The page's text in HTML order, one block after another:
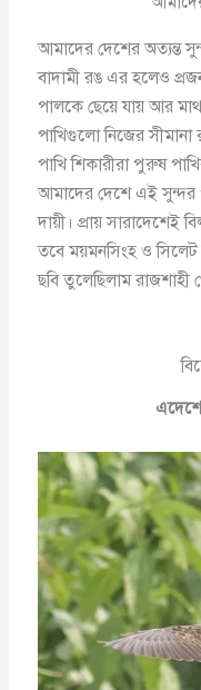
আমাদের দেশের অত্যন্ত
বাদামী রঙ এর হলেও
পালকে ছেয়ে যায় আর
পাখিগুলো নিজের
পাখি শিকারীরা পুরুষ
আমাদের দেশে এই সুন্দর
দায়ী। প্রায় সারাদেশেই
তবে ময়মনসিংহ ও সিলেট
ছবি তুলেছিলাম রাজশাহী